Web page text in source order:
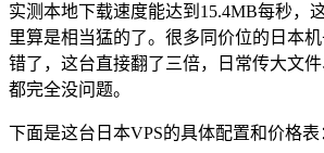
实测本地下载速度能达到15.4MB每秒，
里算是相当猛的了。很多同价位的日本
错了，这台直接翻了三倍，日常传大文
都完全没问题。
下面是这台日本VPS的具体配置和价格表